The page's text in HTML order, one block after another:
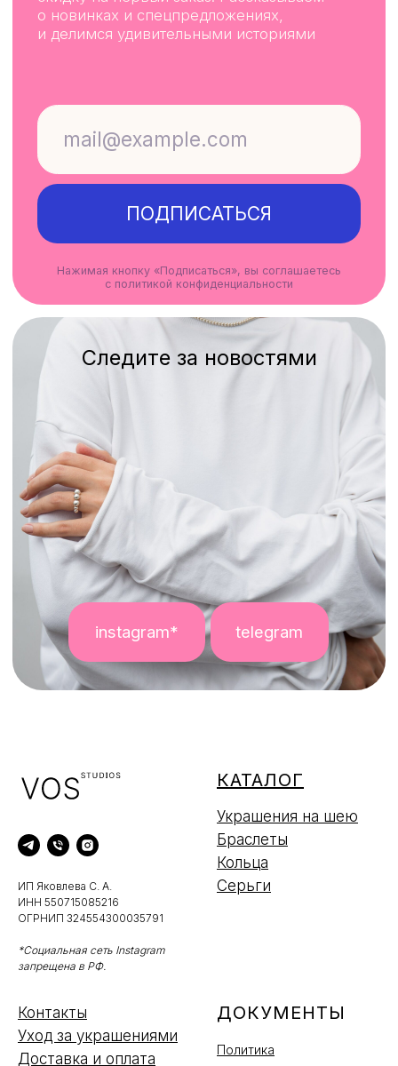
ИП Яковлева С. А.
ИНН 550715085216
ОГРНИП 324554300035791
*Социальная сеть Instagram
запрещена в РФ.
КАТАЛОГ
Украшения на шею
Браслеты
Кольца
Серьги
Контакты
Уход за украшениями
Доставка и оплата
ДОКУМЕНТЫ
Политика